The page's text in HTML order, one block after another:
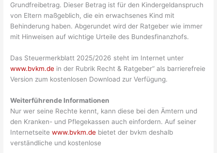
Grundfreibetrag. Dieser Betrag ist für den Kindergeldanspruch
von Eltern maßgeblich, die ein erwachsenes Kind mit
Behinderung haben. Abgerundet wird der Ratgeber wie immer
mit Hinweisen auf wichtige Urteile des Bundesfinanzhofs.
Das Steuermerkblatt 2025/2026 steht im Internet unter
www.bvkm.de in der Rubrik Recht & Ratgeber“ als barrierefreie
Version zum kostenlosen Download zur Verfügung.
Weiterführende Informationen
Nur wer seine Rechte kennt, kann diese bei den Ämtern und
den Kranken- und Pflegekassen auch einfordern. Auf seiner
Internetseitewww.bvkm.de bietet der bvkm deshalb
verständliche und kostenlose